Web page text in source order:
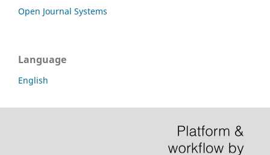
Open Journal Systems
Language
English